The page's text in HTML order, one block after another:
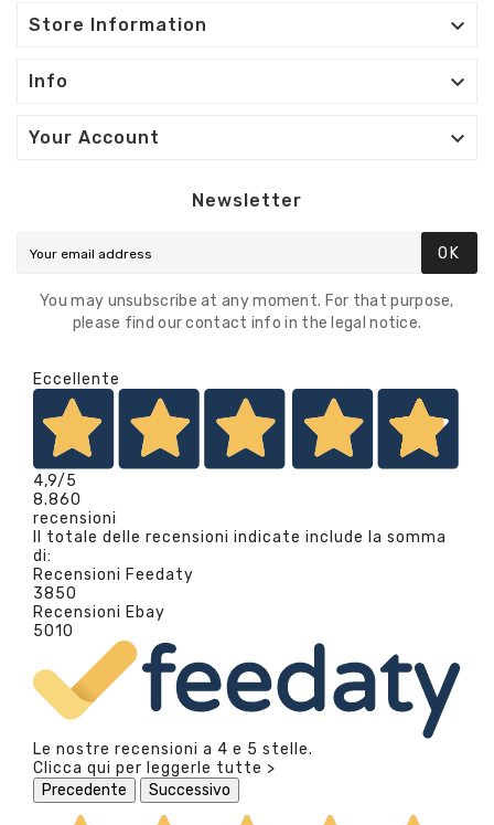
Store Information 
Info 
Your Account 
Newsletter
OK
You may unsubscribe at any moment. For that purpose,
please find our contact info in the legal notice.
Eccellente
4,9/5
8.860
recensioni
Il totale delle recensioni indicate include la somma
di:
Recensioni Feedaty
3850
Recensioni Ebay
5010
Le nostre recensioni a 4 e 5 stelle.
Clicca qui per leggerle tutte >
Precedente
Successivo